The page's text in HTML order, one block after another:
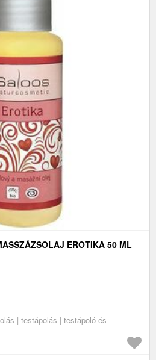
EROTIKA 50 ML
| testápolás | testápoló és